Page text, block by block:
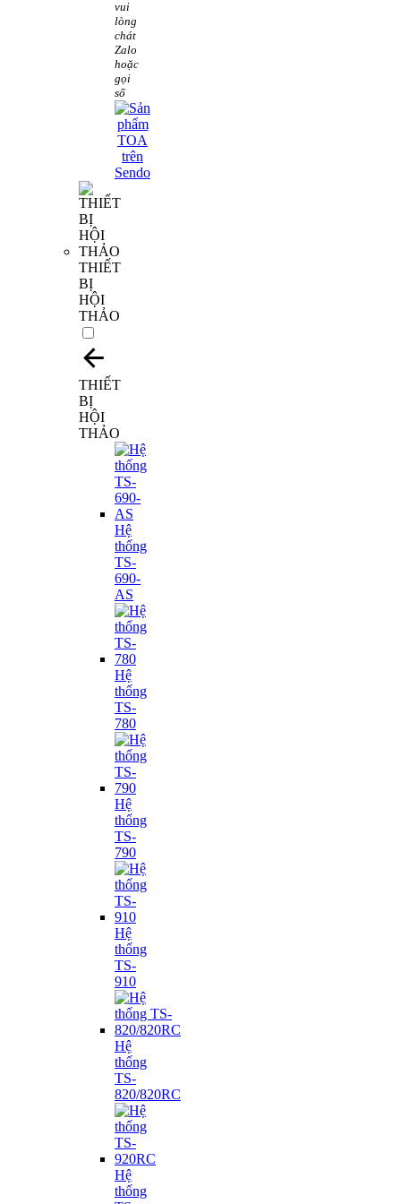
vui
lòng
chát
Zalo
hoặc
gọi
số
THIẾT
BỊ
HỘI
THẢO
THIẾT
BỊ
HỘI
THẢO
Hệ
thống
TS-
690-
AS
Hệ
thống
TS-
780
Hệ
thống
TS-
790
Hệ
thống
TS-
910
Hệ
thống
TS-
820/820RC
Hệ
thống